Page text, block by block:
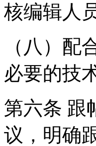
核编辑人
（八）
必要的技
第六条 跟
议，明确